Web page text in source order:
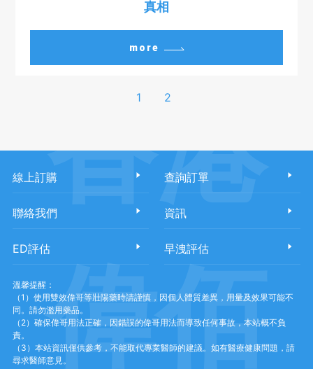
真相
more
1 2
線上訂購 查詢訂單
聯絡我們 資訊
ED評估 早洩評估
溫馨提醒：
（1）使用雙效偉哥等壯陽藥時請謹慎，因個人體質差異，用量及效果可能不
同。請勿濫用藥品。
（2）確保偉哥用法正確，因錯誤的偉哥用法而導致任何事故，本站概不負
責。
（3）本站資訊僅供參考，不能取代專業醫師的建議。如有醫療健康問題，請
尋求醫師意見。
香港
偉佰